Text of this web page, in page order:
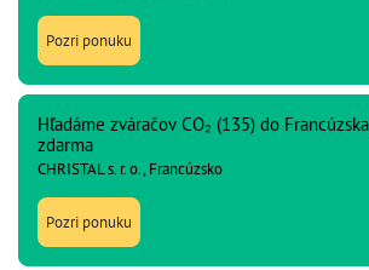
Pozri ponuku
Hľadáme zváračov CO₂ (135) do
zdarma
CHRISTAL s. r. o., Francúzsko
Pozri ponuku